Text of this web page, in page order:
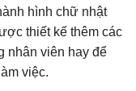
hình chữ nhật
thiết kế thêm các
nhân viên hay để
việc.